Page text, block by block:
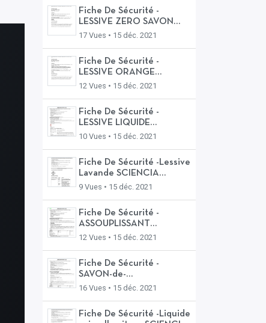
Fiche De Sécurité -
LESSIVE ZERO SAVON
ARTHUR.docx
17 Vues • 15 déc. 2021
Fiche De Sécurité -
LESSIVE ORANGE
EUCALYPTUS SAVON
12 Vues • 15 déc. 2021
Fiche De Sécurité -
LESSIVE LIQUIDE
LAVANDIN ECO
10 Vues • 15 déc. 2021
Fiche De Sécurité -Lessive
Lavande SCIENCIA
NATURA
9 Vues • 15 déc. 2021
Fiche De Sécurité -
ASSOUPLISSANT
ECOCERT
12 Vues • 15 déc. 2021
Fiche De Sécurité -
SAVON-de-
MARSEILLE_ExtraPur
16 Vues • 15 déc. 2021
Fiche De Sécurité -Liquide